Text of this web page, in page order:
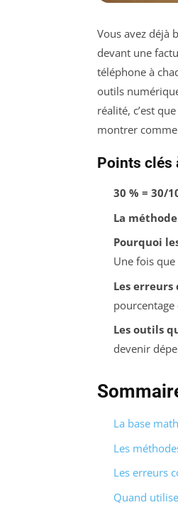
Vous avez déjà
devant une
téléphone à
outils
réalité, c’est
montrer
Points clés
30 % = 30/
La
Pourquoi
Une fois
Les erreurs
pourcentage
Les outils
devenir
La base
Les
Les erreurs
Quand